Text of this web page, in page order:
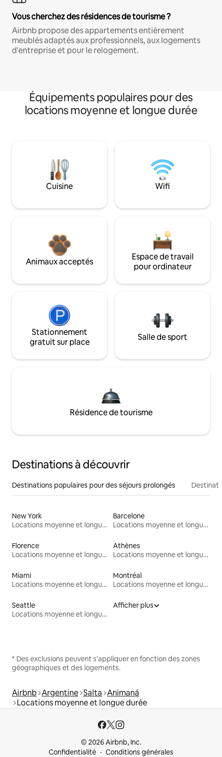
Vous cherchez des résidences de tourisme ?
Airbnb propose des appartements entièrement
meublés adaptés aux professionnels, aux logements
d'entreprise et pour le relogement.
Équipements populaires pour des
locations moyenne et longue durée
Cuisine Wifi
Animaux acceptés
Espace de travail
pour ordinateur
Stationnement
gratuit sur place
Salle de sport
Résidence de tourisme
Destinations à découvrir
Destinations populaires pour des séjours prolongés
New York
Locations moyenne et longue durée
Barcelone
Locations moyenne et longue durée
Florence
Locations moyenne et longue durée
Athènes
Locations moyenne et longue durée
Miami
Locations moyenne et longue durée
Montréal
Locations moyenne et longue durée
Seattle
Locations moyenne et longue durée
Afficher plus
* Des exclusions peuvent s'appliquer en fonction des zones
géographiques et des logements.
Airbnb Argentine Salta Animaná
Locations moyenne et longue durée
© 2026 Airbnb, Inc.
Confidentialité
Conditions générales